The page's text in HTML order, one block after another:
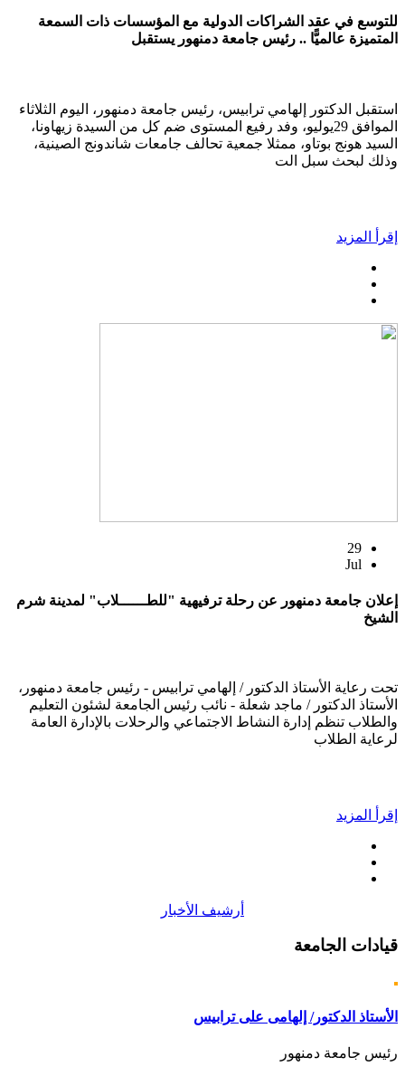
للتوسع في عقد الشراكات الدولية مع المؤسسات ذات السمعة
المتميزة عالميًّا .. رئيس جامعة دمنهور يستقبل
استقبل الدكتور إلهامي ترابيس، رئيس جامعة دمنهور، اليوم الثلاثاء
الموافق 29يوليو، وفد رفيع المستوى ضم كل من السيدة زيهاونا،
السيد هونج بوتاو، ممثلا جمعية تحالف جامعات شاندونج الصينية،
وذلك لبحث سبل الت
إقرأ المزيد
29
Jul
إعلان جامعة دمنهور عن رحلة ترفيهية "للطــــــلاب" لمدينة شرم
الشيخ
تحت رعاية الأستاذ الدكتور / إلهامي ترابيس - رئيس جامعة دمنهور،
الأستاذ الدكتور / ماجد شعلة - نائب رئيس الجامعة لشئون التعليم
والطلاب تنظم إدارة النشاط الاجتماعي والرحلات بالإدارة العامة
لرعاية الطلاب
إقرأ المزيد
أرشيف الأخبار
قيادات الجامعة
الأستاذ الدكتور/ إلهامى على ترابيس
رئيس جامعة دمنهور